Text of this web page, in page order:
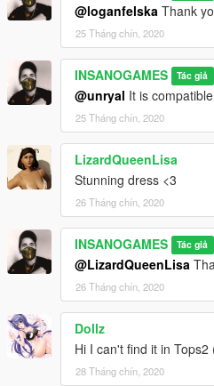
@loganfelska Thank
25 Tháng chín, 2020
INSANOGAMES Tác giả
@unryal It is
25 Tháng chín, 2020
LizardQueenLisa
Stunning dress <3
26 Tháng chín, 2020
INSANOGAMES Tác giả
@LizardQueenLisa
26 Tháng chín, 2020
Dollz
Hi I can't find it in
28 Tháng chín, 2020